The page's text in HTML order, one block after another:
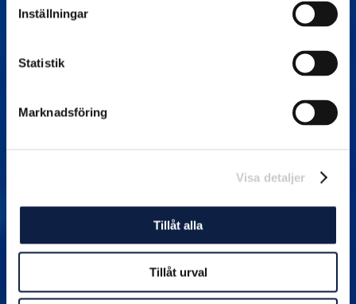
Inställningar
Statistik
Marknadsföring
Visa detaljer
Tillåt alla
Tillåt urval